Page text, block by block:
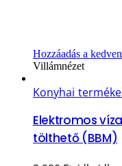
Hozzáadás a
Villámnézet
Konyhai
Elektromos
tölthető (BBM)